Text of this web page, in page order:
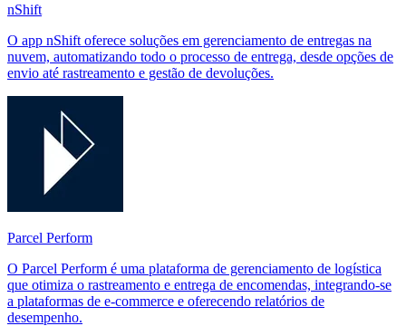
nShift
O app nShift oferece soluções em gerenciamento de entregas na
nuvem, automatizando todo o processo de entrega, desde opções de
envio até rastreamento e gestão de devoluções.
Parcel Perform
O Parcel Perform é uma plataforma de gerenciamento de logística
que otimiza o rastreamento e entrega de encomendas, integrando-se
a plataformas de e-commerce e oferecendo relatórios de
desempenho.